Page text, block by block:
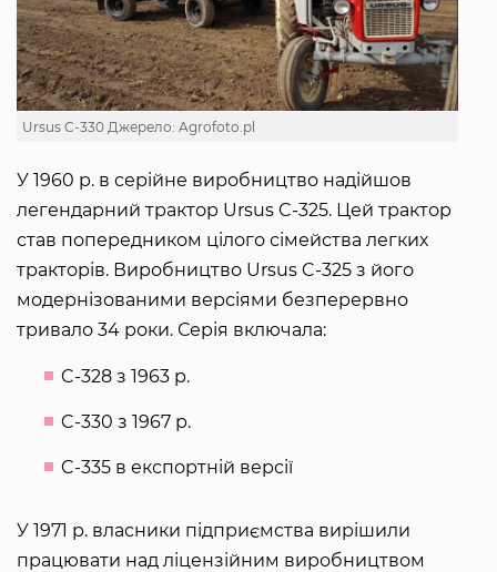
Ursus C-330 Джерело: Agrofoto.pl
У 1960 р. в серійне виробництво надійшов
легендарний трактор Ursus C-325. Цей трактор
став попередником цілого сімейства легких
тракторів. Виробництво Ursus C-325 з його
модернізованими версіями безперервно
тривало 34 роки. Серія включала:
C-328 з 1963 р.
C-330 з 1967 р.
C-335 в експортній версії
У 1971 р. власники підприємства вирішили
працювати над ліцензійним виробництвом